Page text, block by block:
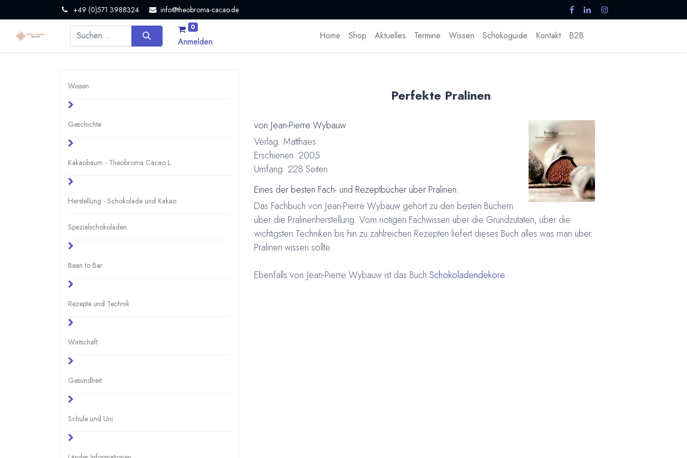
+49 (0)571 3988324 info@theobroma-cacao.de
0
Anmelden
Home Shop Aktuelles Termine Wissen Schokoguide Kontakt B2B
Wissen
Geschichte
Kakaobaum - Theobroma Cacao L.
Herstellung - Schokolade und Kakao
Spezialschokoladen
Bean to Bar
Rezepte und Technik
Wirtschaft
Gesundheit
Schule und Uni
Perfekte Pralinen
von Jean-Pierre Wybauw
Verlag: Matthaes
Erschienen: 2005
Umfang: 228 Seiten
Eines der besten Fach- und Rezeptbücher über Pralinen.
Das Fachbuch von Jean-Pierre Wybauw gehört zu den besten Büchern
über die Pralinenherstellung. Vom nötigen Fachwissen über die Grundzutaten, über die
wichtigsten Techniken bis hin zu zahlreichen Rezepten liefert dieses Buch alles was man über
Pralinen wissen sollte.
Ebenfalls von Jean-Pierre Wybauw ist das Buch Schokoladendekore.